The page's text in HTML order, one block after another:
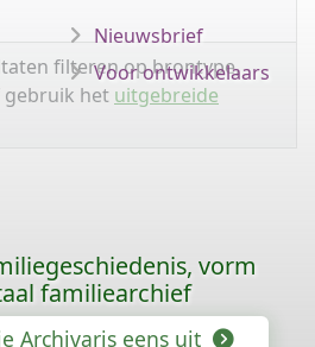
filteren op brontype,
gebruik het uitgebreide
Nieuwsbrief
Voor ontwikkelaars
vorm
familiearchief
Archivaris eens uit